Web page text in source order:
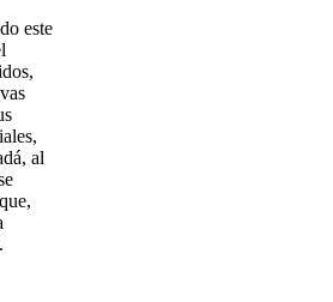
este
al